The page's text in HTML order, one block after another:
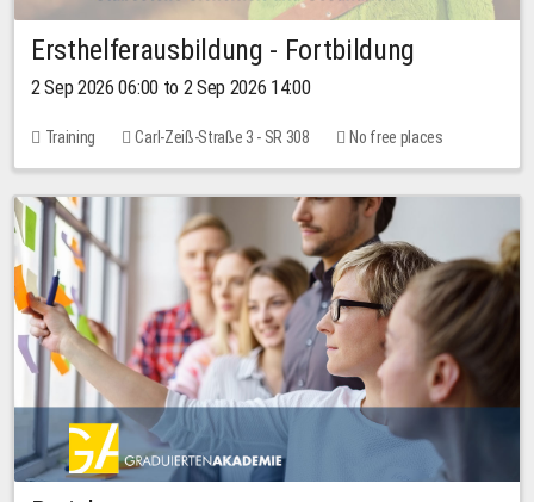
Ersthelferausbildung - Fortbildung
2 Sep 2026 06:00 to 2 Sep 2026 14:00
Training Carl-Zeiß-Straße 3 - SR 308 No free places